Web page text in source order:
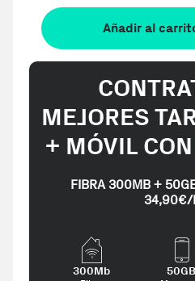
Añadir al
MEJORES
+ MÓVIL CON
FIBRA 300MB +
34,90€/
300Mb 50GB